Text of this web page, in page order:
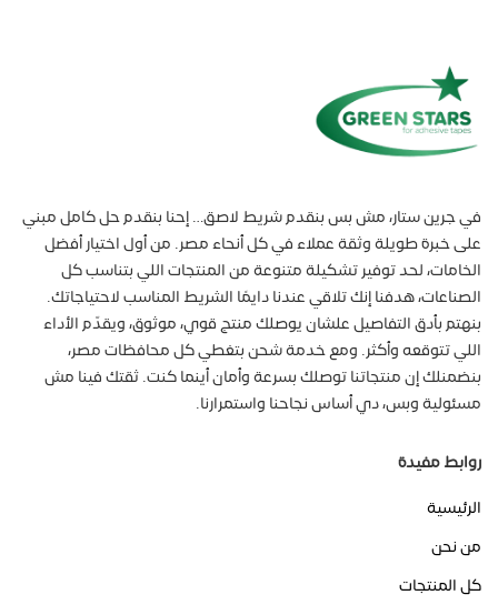
في جرين ستار، مش بس بنقدم شريط لاصق… إحنا بنقدم حل كامل مبني
على خبرة طويلة وثقة عملاء في كل أنحاء مصر. من أول اختيار أفضل
الخامات، لحد توفير تشكيلة متنوعة من المنتجات اللي بتناسب كل
الصناعات، هدفنا إنك تلاقي عندنا دايمًا الشريط المناسب لاحتياجاتك.
بنهتم بأدق التفاصيل علشان يوصلك منتج قوي، موثوق، ويقدّم الأداء
اللي تتوقعه وأكثر. ومع خدمة شحن بتغطي كل محافظات مصر،
بنضمنلك إن منتجاتنا توصلك بسرعة وأمان أينما كنت. ثقتك فينا مش
مسئولية وبس، دي أساس نجاحنا واستمرارنا.
روابط مفيدة
الرئيسية
من نحن
كل المنتجات